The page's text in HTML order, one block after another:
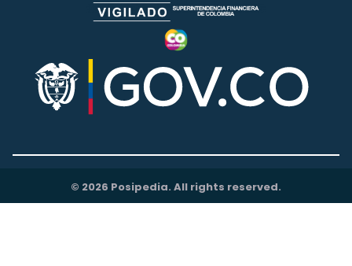
© 2026 Posipedia. All rights reserved.